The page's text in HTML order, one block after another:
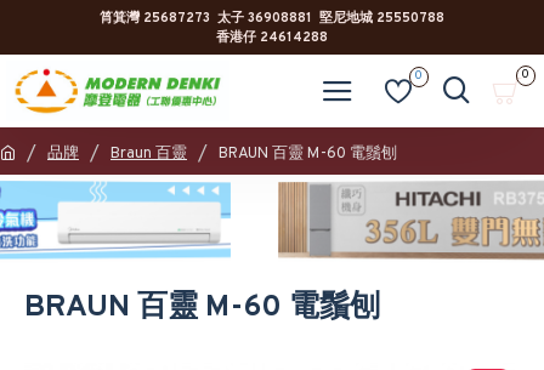
筲箕灣 25687273 太子 36908881 堅尼地城 25550788
香港仔 24614288
0 0
品牌 Braun 百靈 BRAUN 百靈 M-60 電鬚刨
BRAUN 百靈 M-60 電鬚刨